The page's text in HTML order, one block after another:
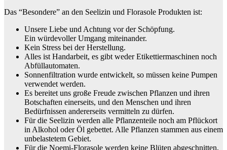
Das “Besondere” an den Seelizin und Florasole Produkten ist:
Unsere Liebe und Achtung vor der Schöpfung.
Ein würdevoller Umgang miteinander.
Kein Stress bei der Herstellung.
Alles ist Handarbeit, es gibt weder Etikettiermaschinen noch
Abfüllautomaten.
Sonnenfiltration wurde entwickelt, so müssen keine Pumpen
verwendet werden.
Es bereitet uns große Freude zwischen Pflanzen und ihren
Botschaften einerseits, und den Menschen und ihren
Bedürfnissen andererseits vermitteln zu dürfen.
Für die Seelizin werden alle Pflanzenteile noch am Pflückort
in Alkohol oder Öl gebettet. Alle Pflanzen stammen aus einem
unbelastetem Gebiet.
Für die Noemi-Florasole werden keine Blüten abgeschnitten.